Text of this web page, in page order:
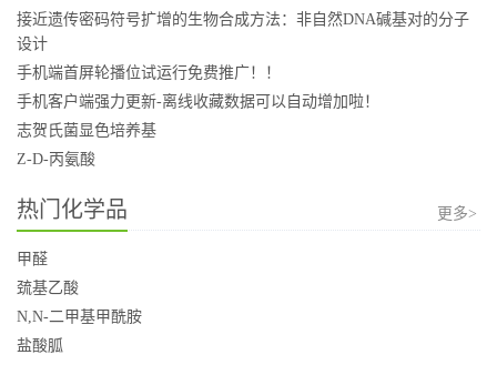
接近遗传密码符号扩增的生物合成方法：非自然DNA碱基对的分子
设计
手机端首屏轮播位试运行免费推广！！
手机客户端强力更新-离线收藏数据可以自动增加啦！
志贺氏菌显色培养基
Z-D-丙氨酸
热门化学品 更多>
甲醛
巯基乙酸
N,N-二甲基甲酰胺
盐酸胍